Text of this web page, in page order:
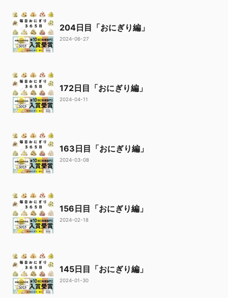
2024-06-27
204日目「おにぎり編」
2024-04-11
172日目「おにぎり編」
2024-03-08
163日目「おにぎり編」
2024-02-18
156日目「おにぎり編」
2024-01-30
145日目「おにぎり編」